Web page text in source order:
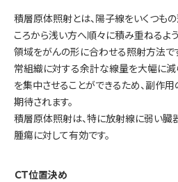
積層原体照射とは、陽子線をいくつも
ころから浅い方へ順々に積み重ねるよ
領域をがんの形に合わせる照射方法で
常組織に対する余計な線量を大幅に減
を集中させることができるため、副作
期待されます。
積層原体照射は、特に放射線に弱い
腫瘍に対して有効です。
ＣＴ位置決め